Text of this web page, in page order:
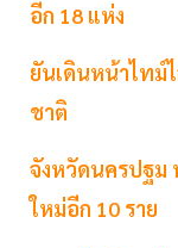
อีก 18 แห่ง
ยันเดินหน้าไทม์
ชาติ
จังหวัดนครปฐม
ใหม่อีก 10 ราย